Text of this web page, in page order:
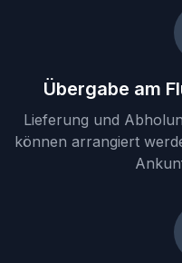
Übergabe am
Lieferung und
können arrangiert